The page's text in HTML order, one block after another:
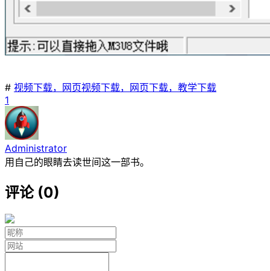
# 视频下载，网页视频下载，网页下载，教学下载
1
Administrator
用自己的眼睛去读世间这一部书。
评论 (0)